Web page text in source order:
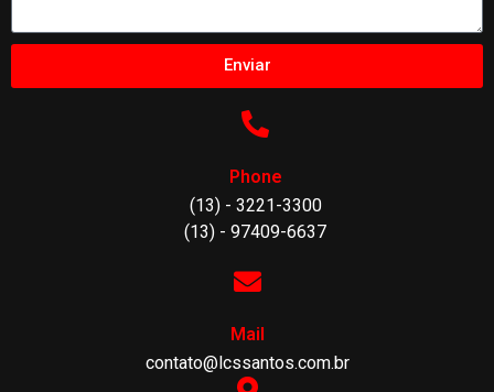
Enviar
Phone
(13) - 3221-3300
(13) - 97409-6637
Mail
contato@lcssantos.com.br